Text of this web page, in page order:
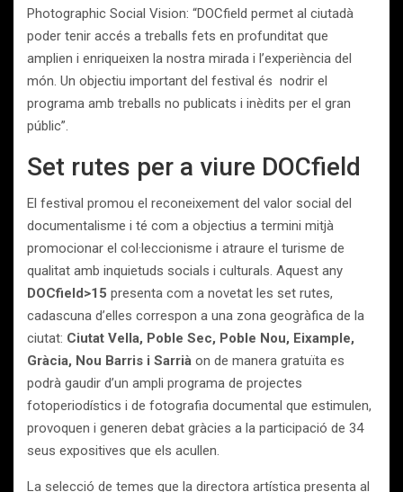
Photographic Social Vision: “DOCfield permet al ciutadà
poder tenir accés a treballs fets en profunditat que
amplien i enriqueixen la nostra mirada i l’experiència del
món. Un objectiu important del festival és nodrir el
programa amb treballs no publicats i inèdits per el gran
públic”.
Set rutes per a viure DOCfield
El festival promou el reconeixement del valor social del
documentalisme i té com a objectius a termini mitjà
promocionar el col·leccionisme i atraure el turisme de
qualitat amb inquietuds socials i culturals. Aquest any
DOCfield>15 presenta com a novetat les set rutes,
cadascuna d’elles correspon a una zona geogràfica de la
ciutat: Ciutat Vella, Poble Sec, Poble Nou, Eixample,
Gràcia, Nou Barris i Sarrià on de manera gratuïta es
podrà gaudir d’un ampli programa de projectes
fotoperiodístics i de fotografia documental que estimulen,
provoquen i generen debat gràcies a la participació de 34
seus expositives que els acullen.
La selecció de temes que la directora artística presenta al